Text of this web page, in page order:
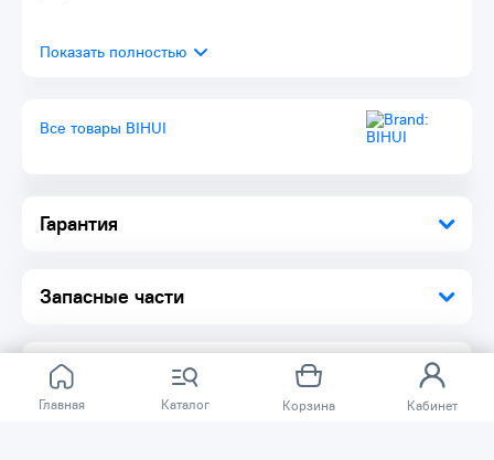
Главная Каталог Корзина Кабинет
Гарантия
Запасные части
Все товары BIHUI
Отзывов ещё нет.